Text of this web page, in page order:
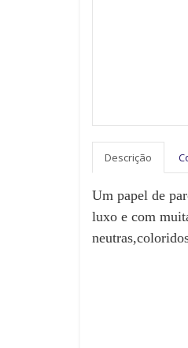
Descrição
Um papel de
luxo e com